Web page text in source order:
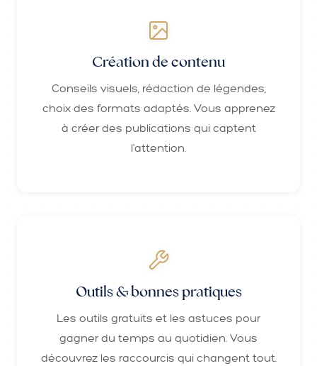
Création de contenu
Conseils visuels, rédaction de légendes,
choix des formats adaptés. Vous apprenez
à créer des publications qui captent
l'attention.
Outils & bonnes pratiques
Les outils gratuits et les astuces pour
gagner du temps au quotidien. Vous
découvrez les raccourcis qui changent tout.